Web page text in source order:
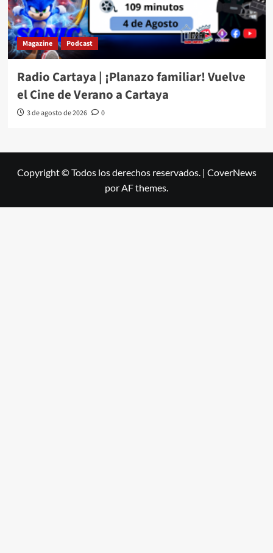
Magazine Podcast
Radio Cartaya | ¡Planazo familiar! Vuelve
el Cine de Verano a Cartaya
3 de agosto de 2026 0
Copyright © Todos los derechos reservados. | CoverNews
por AF themes.